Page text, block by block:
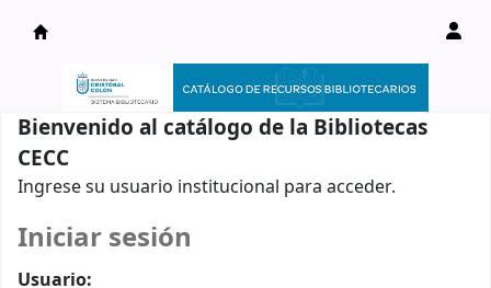
Catálogo en línea
Bienvenido al catálogo de la Bibliotecas
CECC
Ingrese su usuario institucional para acceder.
Iniciar sesión
Usuario: